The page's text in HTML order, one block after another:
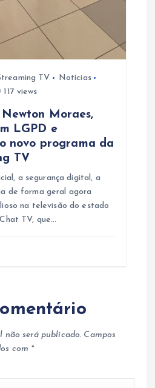
TV
Notícias
117 views
Moraes,
LGPD e
novo programa da
TV
a segurança digital, a
de forma geral agora
na televisão do estado
TV, que…
não será publicado. Campos
com *